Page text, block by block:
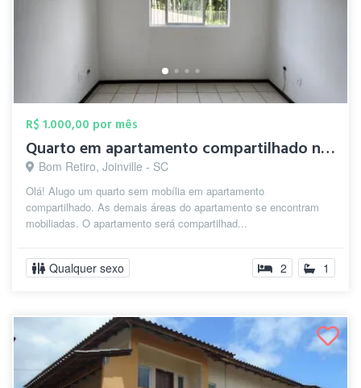
R$ 1.000,00 por mês
Quarto em apartamento compartilhado no B...
Bom Retiro, Joinville - SC
Olá! Alugo um quarto sem mobília em apartamento
compartilhado. As demais áreas do apartamento se encontram
mobiliadas. O apartamento será compartilhad...
Qualquer sexo 2 1